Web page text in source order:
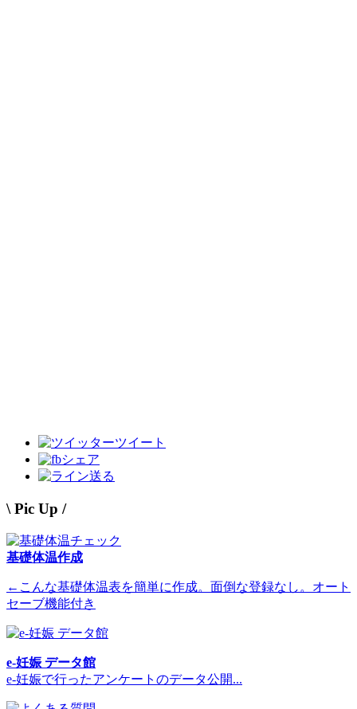
ツイート
シェア
送る
\ Pic Up /
基礎体温作成
←こんな基礎体温表を簡単に作成。面倒な登録なし。オート
セーブ機能付き
e-妊娠 データ館
e-妊娠で行ったアンケートのデータ公開...